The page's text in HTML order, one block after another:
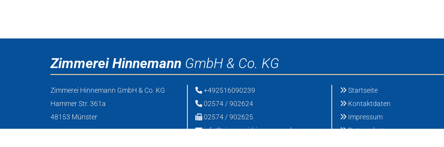
Zimmerei Hinnemann GmbH & Co. KG
Zimmerei Hinnemann GmbH & Co. KG
Hammer Str. 361a
48153 Münster
 +492516090239
 02574 / 902624
02574 / 902625
 info@zimmerei-hinnemann.de
 Startseite
 Kontaktdaten
 Impressum
 Datenschutz